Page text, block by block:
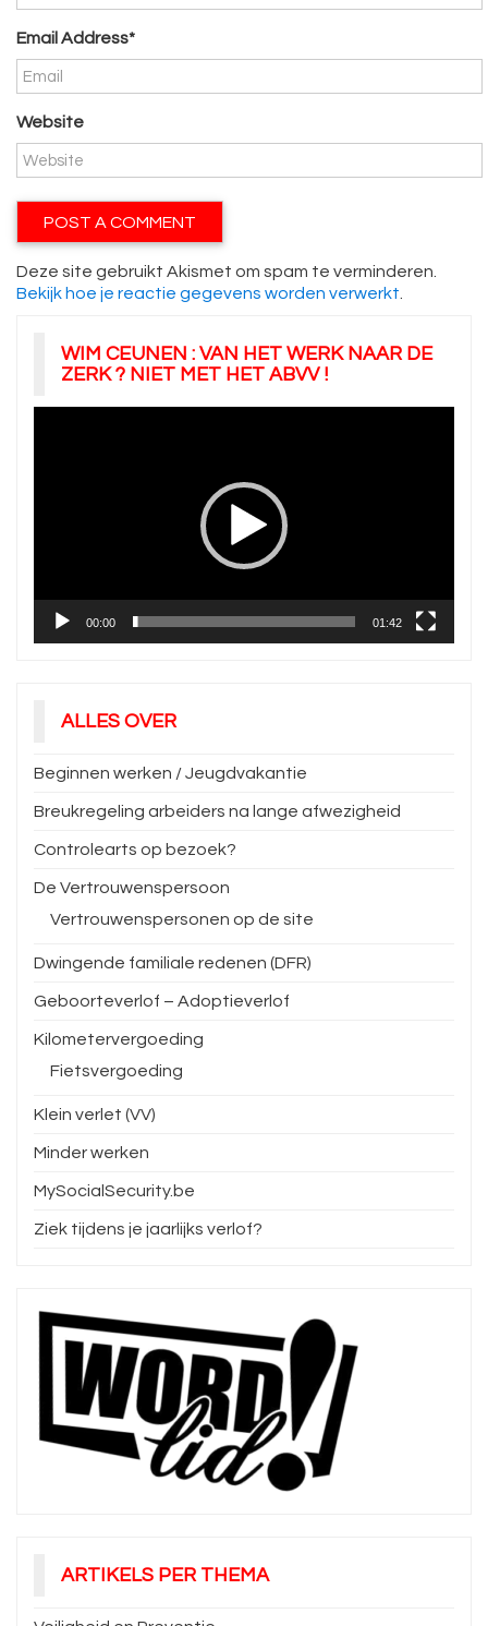
Email Address*
Website
Deze site gebruikt Akismet om spam te verminderen.
Bekijk hoe je reactie gegevens worden verwerkt.
WIM CEUNEN : VAN HET WERK NAAR DE
ZERK ? NIET MET HET ABVV !
00:00 01:42
ALLES OVER
Beginnen werken / Jeugdvakantie
Breukregeling arbeiders na lange afwezigheid
Controlearts op bezoek?
De Vertrouwenspersoon
Vertrouwenspersonen op de site
Dwingende familiale redenen (DFR)
Geboorteverlof – Adoptieverlof
Kilometervergoeding
Fietsvergoeding
Klein verlet (VV)
Minder werken
MySocialSecurity.be
Ziek tijdens je jaarlijks verlof?
ARTIKELS PER THEMA